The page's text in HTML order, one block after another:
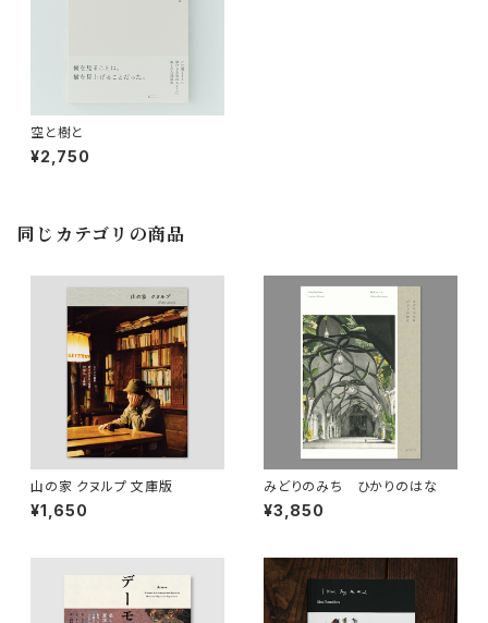
空と樹と
¥2,750
同じカテゴリの商品
山の家 クヌルプ 文庫版
¥1,650
みどりのみち ひかりのはな
¥3,850